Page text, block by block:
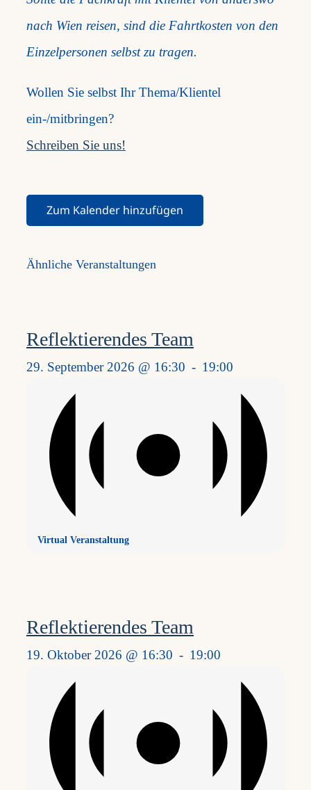
nach Wien reisen, sind die Fahrtkosten von den
Einzelpersonen selbst zu tragen.
Wollen Sie selbst Ihr Thema/Klientel
ein-/mitbringen?
Schreiben Sie uns!
Zum Kalender hinzufügen
Ähnliche Veranstaltungen
Reflektierendes Team
29. September 2026 @ 16:30 - 19:00
Virtual Veranstaltung
Reflektierendes Team
19. Oktober 2026 @ 16:30 - 19:00